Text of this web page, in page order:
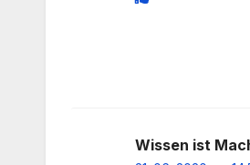
Wissen ist